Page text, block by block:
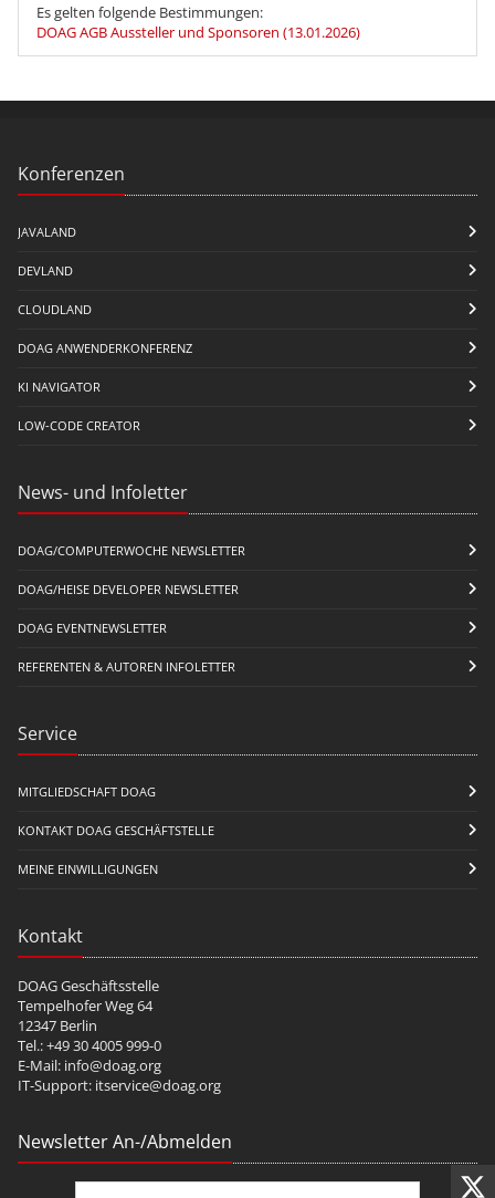
Es gelten folgende Bestimmungen:
DOAG AGB Aussteller und Sponsoren (13.01.2026)
Konferenzen
JAVALAND
DEVLAND
CLOUDLAND
DOAG ANWENDERKONFERENZ
KI NAVIGATOR
LOW-CODE CREATOR
News- und Infoletter
DOAG/COMPUTERWOCHE NEWSLETTER
DOAG/HEISE DEVELOPER NEWSLETTER
DOAG EVENTNEWSLETTER
REFERENTEN & AUTOREN INFOLETTER
Service
MITGLIEDSCHAFT DOAG
KONTAKT DOAG GESCHÄFTSTELLE
MEINE EINWILLIGUNGEN
Kontakt
DOAG Geschäftsstelle
Tempelhofer Weg 64
12347 Berlin
Tel.: +49 30 4005 999-0
E-Mail: info@doag.org
IT-Support: itservice@doag.org
Newsletter An-/Abmelden